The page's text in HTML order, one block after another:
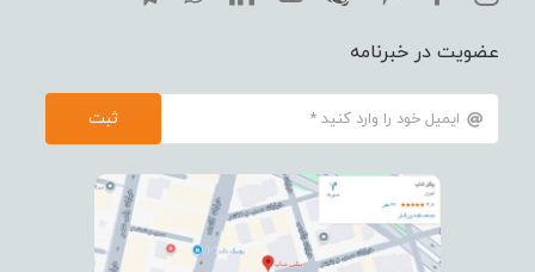
عضویت در خبرنامه
ثبت